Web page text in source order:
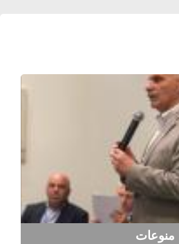
منوعات